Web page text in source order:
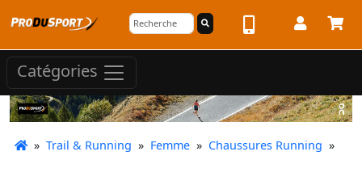
Catégories
» Trail & Running » Femme » Chaussures Running »